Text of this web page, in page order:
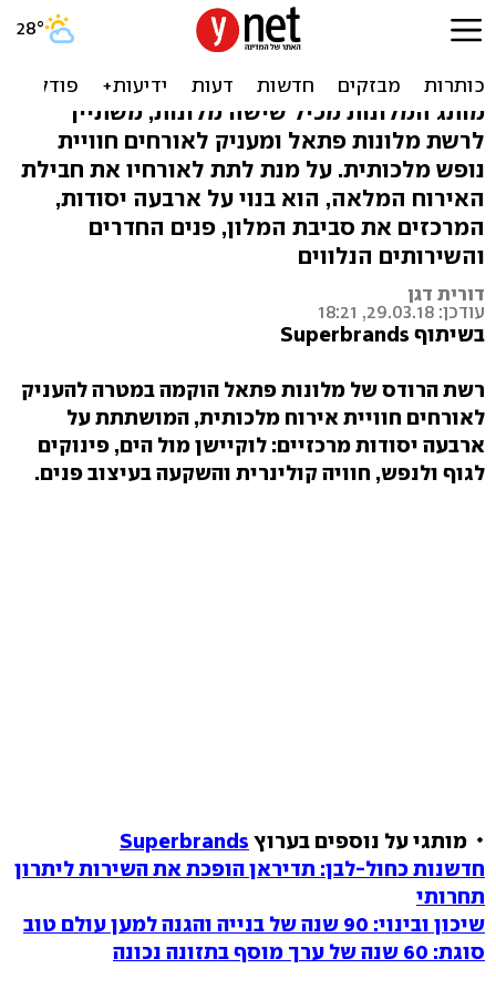
כבוד של מלכים: הרודס מעניק
חוויית נופש אולטימטיבית
מותג המלונות מכיל שישה מלונות, משתייך
לרשת מלונות פתאל ומעניק לאורחים חוויית
נופש מלכותית. על מנת לתת לאורחיו את חבילת
האירוח המלאה, הוא בנוי על ארבעה יסודות,
המרכזים את סביבת המלון, פנים החדרים
והשירותים הנלווים
דורית דגן
עודכן: 29.03.18, 18:21
בשיתוף Superbrands
רשת הרודס של מלונות פתאל הוקמה במטרה להעניק
לאורחים חוויית אירוח מלכותית, המושתתת על
ארבעה יסודות מרכזיים: לוקיישן מול הים, פינוקים
לגוף ולנפש, חוויה קולינרית והשקעה בעיצוב פנים.
מותגי על נוספים בערוץ Superbrands
חדשנות כחול-לבן: תדיראן הופכת את השירות ליתרון
תחרותי
שיכון ובינוי: 90 שנה של בנייה והגנה למען עולם טוב
סוגת: 60 שנה של ערך מוסף בתזונה נכונה